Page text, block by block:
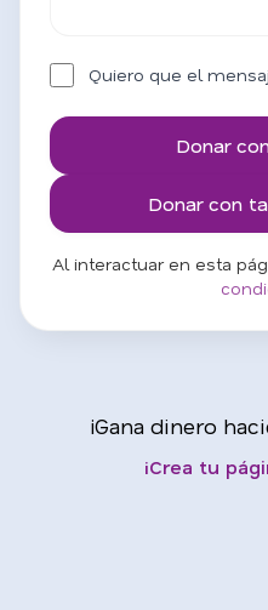
Quiero que el
Donar
Donar con
Al interactuar en esta
¡Gana dinero
¡Crea tu